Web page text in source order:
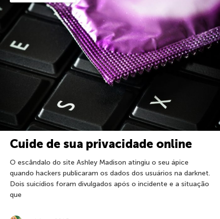
Cuide de sua privacidade online
O escândalo do site Ashley Madison atingiu o seu ápice
quando hackers publicaram os dados dos usuários na darknet.
Dois suicídios foram divulgados após o incidente e a situação
que